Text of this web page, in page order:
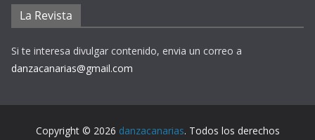
La Revista
Si te interesa divulgar contenido, envia un correo a
danzacanarias@gmail.com
Copyright © 2026 danzacanarias. Todos los derechos